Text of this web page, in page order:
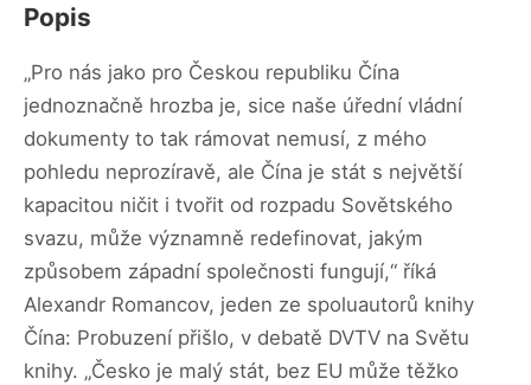
Popis
„Pro nás jako pro Českou republiku Čína
jednoznačně hrozba je, sice naše úřední vládní
dokumenty to tak rámovat nemusí, z mého
pohledu neprozíravě, ale Čína je stát s největší
kapacitou ničit i tvořit od rozpadu Sovětského
svazu, může významně redefinovat, jakým
způsobem západní společnosti fungují,“ říká
Alexandr Romancov, jeden ze spoluautorů knihy
Čína: Probuzení přišlo, v debatě DVTV na Světu
knihy. „Česko je malý stát, bez EU může těžko